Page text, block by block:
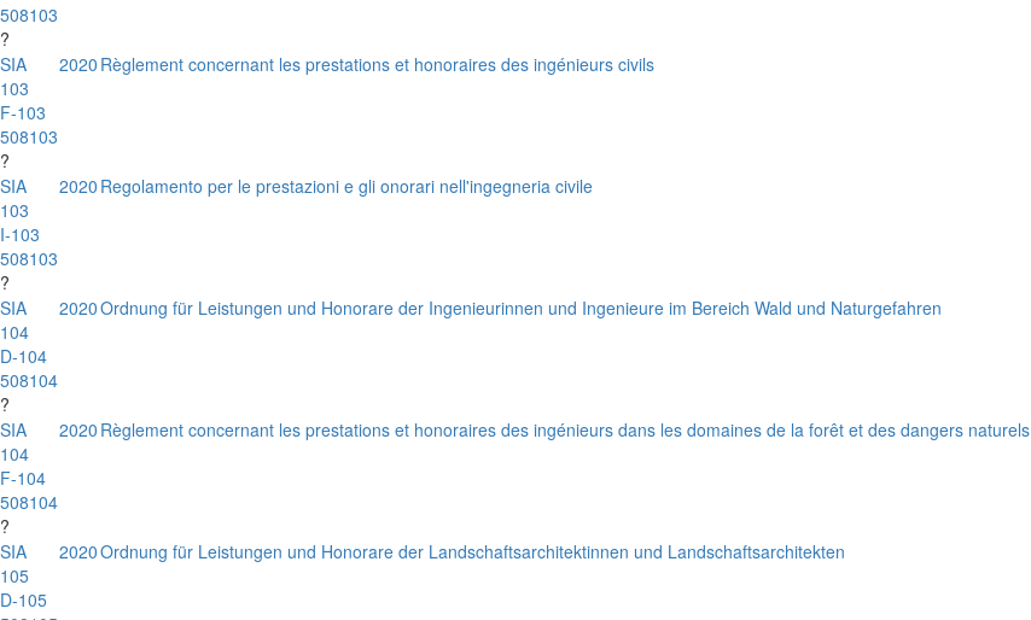
508103
?
SIA
103
F-103
508103
?
2020 Règlement concernant les prestations et honoraires des ingénieurs civils
SIA
103
I-103
508103
?
2020 Regolamento per le prestazioni e gli onorari nell'ingegneria civile
SIA
104
D-104
508104
?
2020Ordnung für Leistungen und Honorare der Ingenieurinnen und Ingenieure im Bereich Wald und Naturgefahren
SIA
104
F-104
508104
?
2020 Règlement concernant les prestations et honoraires des ingénieurs dans les domaines de la forêt et des dangers naturels
SIA
105
D-105
2020Ordnung für Leistungen und Honorare der Landschaftsarchitektinnen und Landschaftsarchitekten